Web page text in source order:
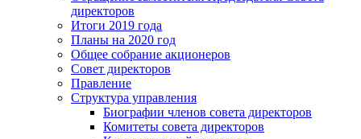
директоров
Итоги 2019 года
Планы на 2020 год
Общее собрание акционеров
Совет директоров
Правление
Структура управления
Биографии членов совета директоров
Комитеты совета директоров